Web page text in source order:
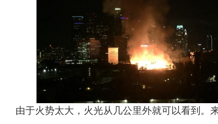
由于火势太大，火光从几公里外就可以看到。